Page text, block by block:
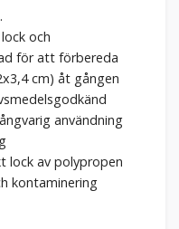
och
för att förbereda
cm) åt gången
användning
lock av polypropen
kontaminering